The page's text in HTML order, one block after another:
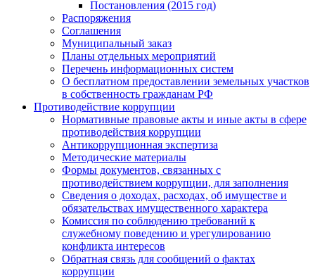
Постановления (2015 год)
Распоряжения
Соглашения
Муниципальный заказ
Планы отдельных мероприятий
Перечень информационных систем
О бесплатном предоставлении земельных участков
в собственность гражданам РФ
Противодействие коррупции
Нормативные правовые акты и иные акты в сфере
противодействия коррупции
Антикоррупционная экспертиза
Методические материалы
Формы документов, связанных с
противодействием коррупции, для заполнения
Сведения о доходах, расходах, об имуществе и
обязательствах имущественного характера
Комиссия по соблюдению требований к
служебному поведению и урегулированию
конфликта интересов
Обратная связь для сообщений о фактах
коррупции